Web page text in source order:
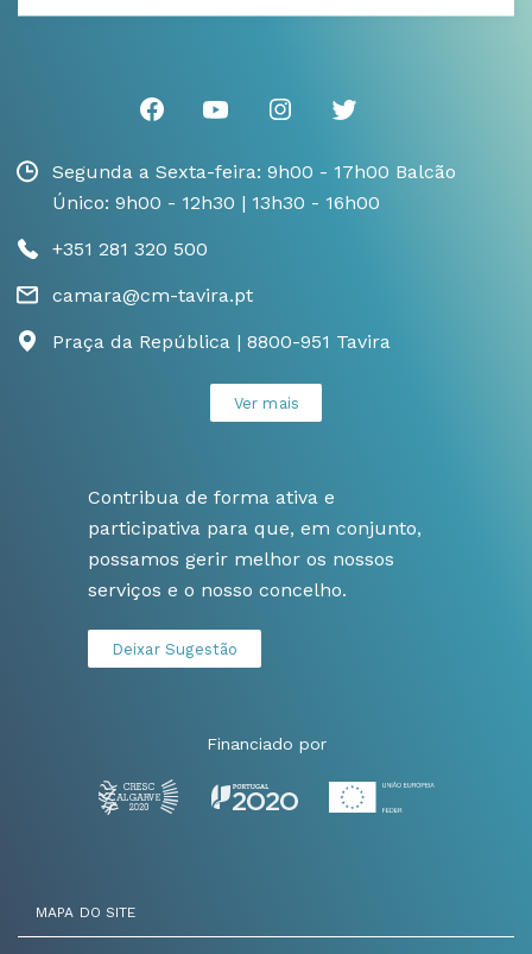
Segunda a Sexta-feira: 9h00 - 17h00 Balcão
Único: 9h00 - 12h30 | 13h30 - 16h00
+351 281 320 500
camara@cm-tavira.pt
Praça da República | 8800-951 Tavira
Ver mais
Contribua de forma ativa e
participativa para que, em conjunto,
possamos gerir melhor os nossos
serviços e o nosso concelho.
Deixar Sugestão
Financiado por
MAPA DO SITE